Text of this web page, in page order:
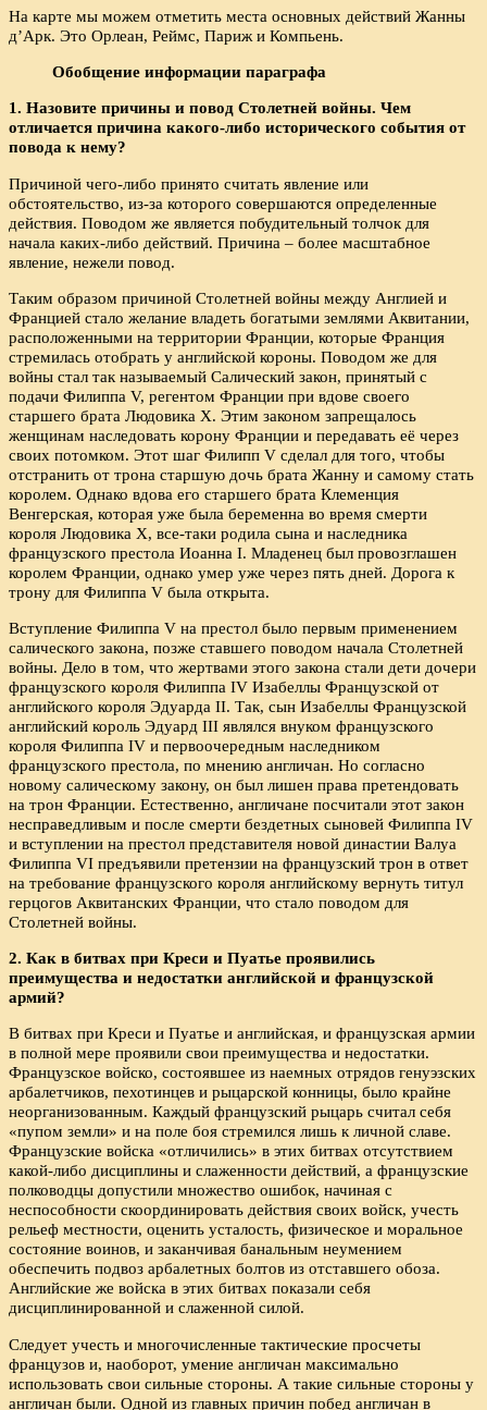
На карте мы можем отметить места основных действий Жанны
д’Арк. Это Орлеан, Реймс, Париж и Компьень.
Обобщение информации параграфа
1. Назовите причины и повод Столетней войны. Чем
отличается причина какого-либо исторического события от
повода к нему?
Причиной чего-либо принято считать явление или
обстоятельство, из-за которого совершаются определенные
действия. Поводом же является побудительный толчок для
начала каких-либо действий. Причина – более масштабное
явление, нежели повод.
Таким образом причиной Столетней войны между Англией и
Францией стало желание владеть богатыми землями Аквитании,
расположенными на территории Франции, которые Франция
стремилась отобрать у английской короны. Поводом же для
войны стал так называемый Салический закон, принятый с
подачи Филиппа V, регентом Франции при вдове своего
старшего брата Людовика X. Этим законом запрещалось
женщинам наследовать корону Франции и передавать её через
своих потомком. Этот шаг Филипп V сделал для того, чтобы
отстранить от трона старшую дочь брата Жанну и самому стать
королем. Однако вдова его старшего брата Клеменция
Венгерская, которая уже была беременна во время смерти
короля Людовика X, все-таки родила сына и наследника
французского престола Иоанна I. Младенец был провозглашен
королем Франции, однако умер уже через пять дней. Дорога к
трону для Филиппа V была открыта.
Вступление Филиппа V на престол было первым применением
салического закона, позже ставшего поводом начала Столетней
войны. Дело в том, что жертвами этого закона стали дети дочери
французского короля Филиппа IV Изабеллы Французской от
английского короля Эдуарда II. Так, сын Изабеллы Французской
английский король Эдуард III являлся внуком французского
короля Филиппа IV и первоочередным наследником
французского престола, по мнению англичан. Но согласно
новому салическому закону, он был лишен права претендовать
на трон Франции. Естественно, англичане посчитали этот закон
несправедливым и после смерти бездетных сыновей Филиппа IV
и вступлении на престол представителя новой династии Валуа
Филиппа VI предъявили претензии на французский трон в ответ
на требование французского короля английскому вернуть титул
герцогов Аквитанских Франции, что стало поводом для
Столетней войны.
2. Как в битвах при Креси и Пуатье проявились
преимущества и недостатки английской и французской
армий?
В битвах при Креси и Пуатье и английская, и французская армии
в полной мере проявили свои преимущества и недостатки.
Французское войско, состоявшее из наемных отрядов генуэзских
арбалетчиков, пехотинцев и рыцарской конницы, было крайне
неорганизованным. Каждый французский рыцарь считал себя
«пупом земли» и на поле боя стремился лишь к личной славе.
Французские войска «отличились» в этих битвах отсутствием
какой-либо дисциплины и слаженности действий, а французские
полководцы допустили множество ошибок, начиная с
неспособности скоординировать действия своих войск, учесть
рельеф местности, оценить усталость, физическое и моральное
состояние воинов, и заканчивая банальным неумением
обеспечить подвоз арбалетных болтов из отставшего обоза.
Английские же войска в этих битвах показали себя
дисциплинированной и слаженной силой.
Следует учесть и многочисленные тактические просчеты
французов и, наоборот, умение англичан максимально
использовать свои сильные стороны. А такие сильные стороны у
англичан были. Одной из главных причин побед англичан в